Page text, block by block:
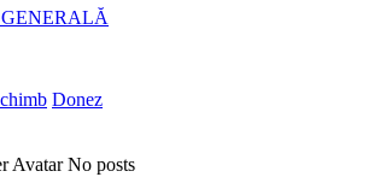
Donez
No posts